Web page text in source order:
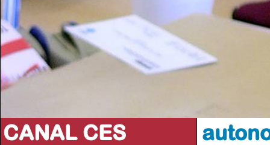
CANAL CES